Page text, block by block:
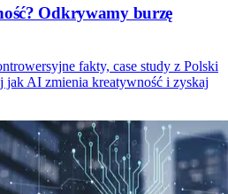
Odkrywamy burzę
fakty, case study z Polski
jak AI zmienia kreatywność i zyskaj